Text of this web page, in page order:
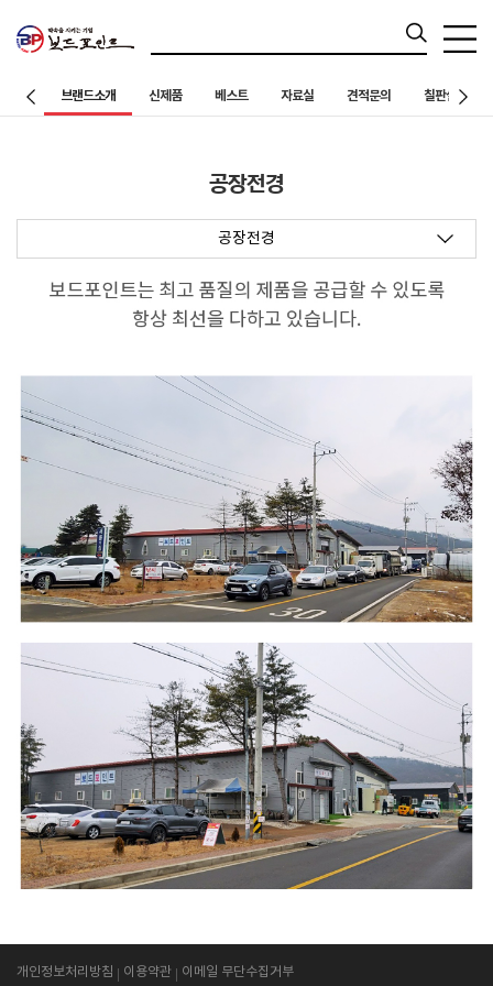
브랜드소개 신제품 베스트 자료실 견적문의 칠판설치 사례
공장전경
공장전경
개인정보처리방침 이용약관 이메일 무단수집거부